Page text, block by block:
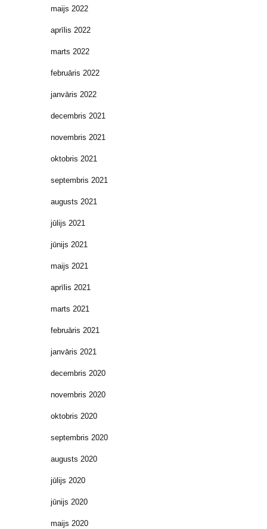
maijs 2022
aprīlis 2022
marts 2022
februāris 2022
janvāris 2022
decembris 2021
novembris 2021
oktobris 2021
septembris 2021
augusts 2021
jūlijs 2021
jūnijs 2021
maijs 2021
aprīlis 2021
marts 2021
februāris 2021
janvāris 2021
decembris 2020
novembris 2020
oktobris 2020
septembris 2020
augusts 2020
jūlijs 2020
jūnijs 2020
maijs 2020